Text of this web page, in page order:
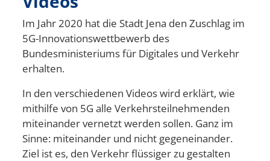
Im Jahr 2020 hat die Stadt Jena den Zuschlag im
5G-Innovationswettbewerb des
Bundesministeriums für Digitales und Verkehr
erhalten.
In den verschiedenen Videos wird erklärt, wie
mithilfe von 5G alle Verkehrsteilnehmenden
miteinander vernetzt werden sollen. Ganz im
Sinne: miteinander und nicht gegeneinander.
Ziel ist es, den Verkehr flüssiger zu gestalten